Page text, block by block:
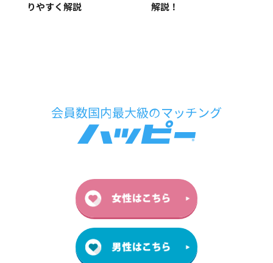
りやすく解説
解説！